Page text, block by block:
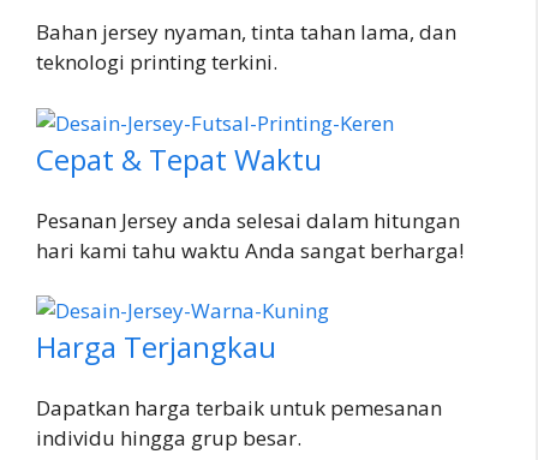
Bahan jersey nyaman, tinta tahan lama, dan
teknologi printing terkini.
Cepat & Tepat Waktu
Pesanan Jersey anda selesai dalam hitungan
hari kami tahu waktu Anda sangat berharga!
Harga Terjangkau
Dapatkan harga terbaik untuk pemesanan
individu hingga grup besar.